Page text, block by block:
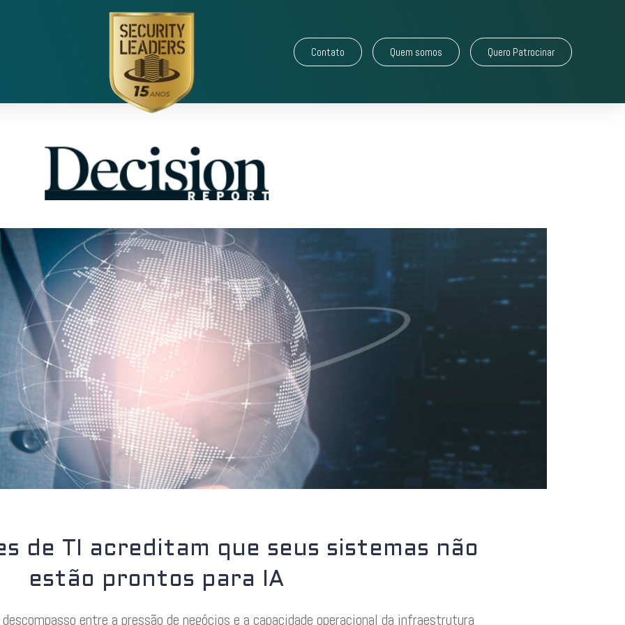
Contato Quem somos Quero Patrocinar
de TI acreditam que seus sistemas não
estão prontos para IA
entre a pressão de negócios e a capacidade operacional da infraestrutura